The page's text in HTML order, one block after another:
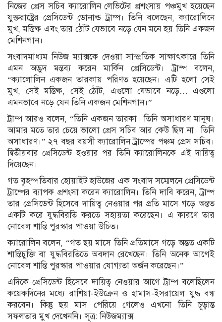
নিজের প্রেস সচিব ক্যারোলিন লেভিটের প্রশংসায় পঞ্চমুখ হয়েছেন
যুক্তরাষ্ট্রের প্রেসিডেন্ট ডোনাল্ড ট্রাম্প। তিনি বলেছেন, ক্যারোলিনে
মুখ, মস্তিষ্ক এবং তার ঠোঁট যেভাবে নড়ে যেন মনে হয় তিনি একজন
মেশিনগান।
সংবাদমাধ্যম নিউজ ম্যাক্সকে দেওয়া সাম্প্রতিক সাক্ষাৎকারে তিনি
এমন অদ্ভুদ মন্তব্য করেন মার্কিন প্রেসিডেন্ট। ট্রাম্প বলেন,
“ক্যালোলিন একজন তারকায় পরিণত হয়েছেন। এটি হলো সেই
মুখ, সেই মস্তিষ্ক, সেই ঠোঁট, এগুলো যেভাবে নড়ে… এগুলো
এমনভাবে নড়ে যেন তিনি একজন মেশিনগান।”
ট্রাম্প আরও বলেন, “তিনি একজন তারকা। তিনি অসাধারণ মানুষ।
আমার মতে তার চেয়ে ভালো প্রেস সচিব আর কেউ ছিল না। তিনি
অসাধারণ।” ২৭ বছর বয়সী ক্যারোলিন ট্রাম্পের পঞ্চম প্রেস সচিব।
দ্বিতীয়বার প্রেসিডেন্ট হওয়ার পর তিনি ক্যারোলিনকে এই দায়িত্ব
দিয়েছেন।
গত বৃহস্পতিবার হোয়াইট হাউজের এক সংবাদ সম্মেলনে প্রেসিডেন্ট
ট্রাম্পের ব্যাপক প্রশংসা করেন ক্যারোলিন। তিনি দাবি করেন, ট্রাম্প
তার প্রেসিডেন্ট হিসেবে দায়িত্ব নেওয়ার পর প্রতি মাসে গড়ে অন্তত
একটি করে যুদ্ধবিরতি করতে সহায়তা করেছেন। এ কারণে তার
নোবেল শান্তি পুরস্কার পাওয়া উচিত।
ক্যারোলিন বলেন, “গত ছয় মাসে তিনি প্রতিমাসে গড়ে অন্তত একটি
শান্তিচুক্তি বা যুদ্ধবিরতিতে অবদান রেখেছেন। তিনি অনেক আগেই
নোবেল শান্তি পুরস্কার পাওয়ার যোগ্যতা অর্জন করেছেন।”
এদিকে প্রেসিডেন্ট হিসেবে দায়িত্ব নেওয়ার আগে ট্রাম্প বলেছিলেন
কয়েকদিনের মধ্যে রাশিয়া-ইউক্রেন ও হামাস-ইসরায়েল যুদ্ধ বন্ধ
করবেন। কিন্তু ছয় মাস পেরিয়ে গেলেও এখনো তিনি চূড়ান্ত
সফলতার মুখ দেখেননি। সূত্র: নিউজম্যাক্স